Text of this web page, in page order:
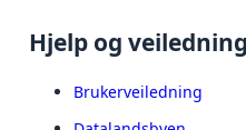
Hjelp og
Brukerveiledning